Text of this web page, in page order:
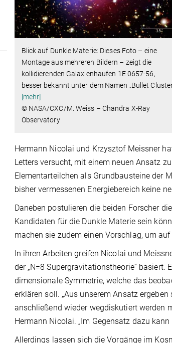
Blick auf Dunkle Materie: Dieses Foto – eine
Montage aus mehreren Bildern – zeigt die
kollidierenden Galaxienhaufen 1E 0657-56,
besser bekannt unter dem Namen „Bullet
[mehr]
© NASA/CXC/M. Weiss – Chandra X-Ray
Observatory
Hermann Nicolai und Krzysztof Meissner
Letters versucht, mit einem neuen Ansatz
Elementarteilchen als Grundbausteine der
bisher vermessenen Energiebereich keine
Daneben postulieren die beiden Forscher
Kandidaten für die Dunkle Materie sein
machen sie zudem einen Vorschlag, um
In ihren Arbeiten greifen Nicolai und
der „N=8 Supergravitationstheorie“
dimensionale Symmetrie, welche das
erklären soll. „Aus unserem Ansatz
anschließend wieder wegdiskutiert werden
Hermann Nicolai. „Im Gegensatz dazu
Allerdings lassen sich die Vorgänge im